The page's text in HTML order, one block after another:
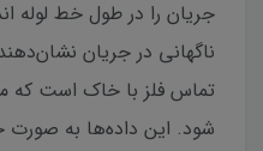
جریان را در طول خط لوله
ناگهانی در جریان
تماس فلز با خاک است که
شود. این داده‌ها به صورت